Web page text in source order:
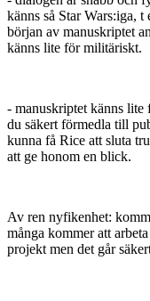
känns så Star Wars:iga,
början av manuskriptet
känns lite för militäriskt.
- manuskriptet känns
du säkert förmedla till
kunna få Rice att sluta
att ge honom en blick.
Av ren nyfikenhet:
många kommer att
projekt men det går